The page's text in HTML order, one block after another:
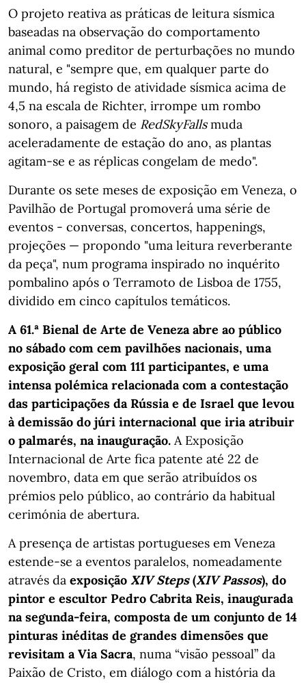
O projeto reativa as práticas de leitura sísmica
baseadas na observação do comportamento
animal como preditor de perturbações no mundo
natural, e "sempre que, em qualquer parte do
mundo, há registo de atividade sísmica acima de
4,5 na escala de Richter, irrompe um rombo
sonoro, a paisagem de RedSkyFallsmuda
aceleradamente de estação do ano, as plantas
agitam-se e as réplicas congelam de medo".
Durante os sete meses de exposição em Veneza, o
Pavilhão de Portugal promoverá uma série de
eventos - conversas, concertos, happenings,
projeções — propondo "uma leitura reverberante
da peça", num programa inspirado no inquérito
pombalino após o Terramoto de Lisboa de 1755,
dividido em cinco capítulos temáticos.
A 61.ª Bienal de Arte de Veneza abre ao público
no sábado com cem pavilhões nacionais, uma
exposição geral com 111 participantes, e uma
intensa polémica relacionada com a contestação
das participações da Rússia e de Israel que levou
à demissão do júri internacional que iria atribuir
o palmarés, na inauguração. A Exposição
Internacional de Arte fica patente até 22 de
novembro, data em que serão atribuídos os
prémios pelo público, ao contrário da habitual
cerimónia de abertura.
A presença de artistas portugueses em Veneza
estende-se a eventos paralelos, nomeadamente
através da exposição XIV Steps(XIV Passos), do
pintor e escultor Pedro Cabrita Reis, inaugurada
na segunda-feira, composta de um conjunto de 14
pinturas inéditas de grandes dimensões que
revisitam a Via Sacra, numa “visão pessoal” da
Paixão de Cristo, em diálogo com a história da